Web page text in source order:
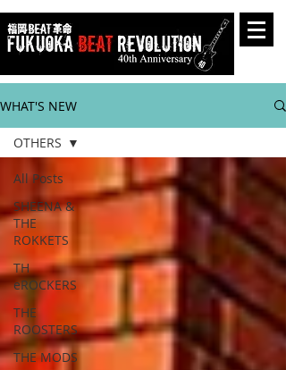
WHAT'S NEW
All Posts
SHEENA &
THE
ROKKETS
TH
eROCKERS
THE
ROOSTERS
THE MODS
OTHERS